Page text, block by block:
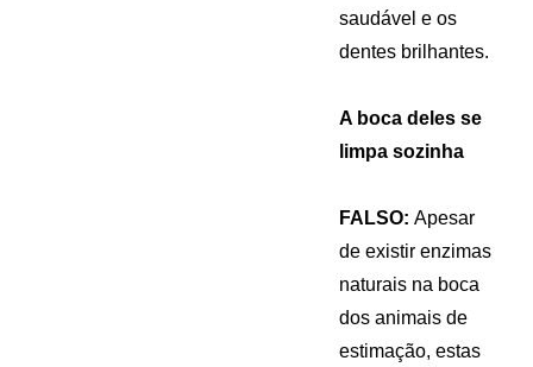
saudável e os
dentes brilhantes.
A boca deles se
limpa sozinha
FALSO: Apesar
de existir enzimas
naturais na boca
dos animais de
estimação, estas